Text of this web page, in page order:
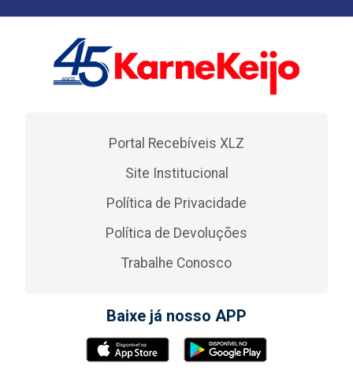
Portal Recebíveis XLZ
Site Institucional
Política de Privacidade
Política de Devoluções
Trabalhe Conosco
Baixe já nosso APP